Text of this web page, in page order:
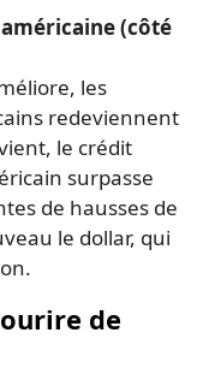
(côté
les
redeviennent
le crédit
surpasse
de hausses de
le dollar, qui
de